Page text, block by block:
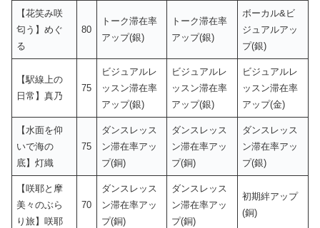
【花笑み咲
匂う】めぐ
る
80
トーク滞在率
アップ(銀)
トーク滞在率
アップ(銀)
ボーカル&ビ
ジュアルアッ
プ(銀)
【駅線上の
日常】真乃
75
ビジュアルレ
ッスン滞在率
アップ(銀)
ビジュアルレ
ッスン滞在率
アップ(銀)
ビジュアルレ
ッスン滞在率
アップ(金)
【水面を仰
いで海の
底】灯織
75
ダンスレッス
ン滞在率アッ
プ(銅)
ダンスレッス
ン滞在率アッ
プ(銅)
ダンスレッス
ン滞在率アッ
プ(銀)
【咲耶と摩
美々のぶら
り旅】咲耶
70
ダンスレッス
ン滞在率アッ
プ(銅)
ダンスレッス
ン滞在率アッ
プ(銅)
初期絆アップ
(銅)